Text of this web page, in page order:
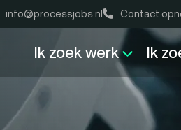
info@processjobs.nl Contact
Ik zoek werk Ik